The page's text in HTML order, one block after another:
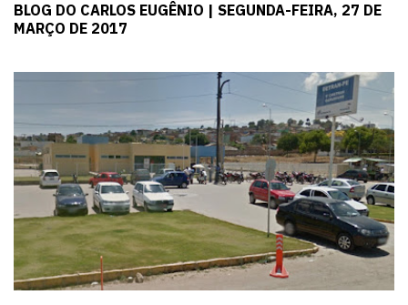
BLOG DO CARLOS EUGÊNIO | SEGUNDA-FEIRA, 27 DE
MARÇO DE 2017